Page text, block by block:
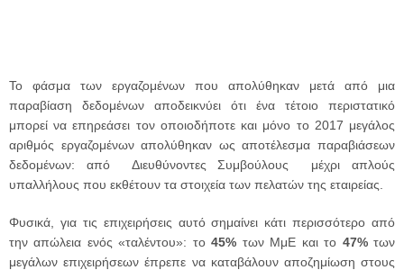
Το φάσμα των εργαζομένων που απολύθηκαν μετά από μια
παραβίαση δεδομένων αποδεικνύει ότι ένα τέτοιο περιστατικό
μπορεί να επηρεάσει τον οποιοδήποτε και μόνο το 2017 μεγάλος
αριθμός εργαζομένων απολύθηκαν ως αποτέλεσμα παραβιάσεων
δεδομένων: από Διευθύνοντες Συμβούλους μέχρι απλούς
υπαλλήλους που εκθέτουν τα στοιχεία των πελατών της εταιρείας.
Φυσικά, για τις επιχειρήσεις αυτό σημαίνει κάτι περισσότερο από
την απώλεια ενός «ταλέντου»: το45% των ΜμΕ και το 47%των
μεγάλων επιχειρήσεων έπρεπε να καταβάλουν αποζημίωση στους